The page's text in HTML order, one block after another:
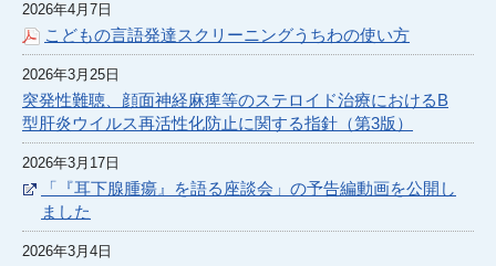
2026年4月7日
こどもの言語発達スクリーニングうちわの使い方
2026年3月25日
突発性難聴、顔面神経麻痺等のステロイド治療におけるB
型肝炎ウイルス再活性化防止に関する指針（第3版）
2026年3月17日
「『耳下腺腫瘍』を語る座談会」の予告編動画を公開し
ました
2026年3月4日